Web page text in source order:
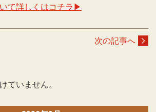
て詳しくはコチラ▶
次の記事へ
ていません。